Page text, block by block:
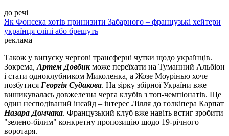
до речі
Як Фонсека хотів принизити Забарного – французькі хейтери
українця сліпі або брешуть
реклама
Також у випуску чергові трансферні чутки щодо українців.
Зокрема, Артем Довбикможе переїхати на Туманний Альбіон
і стати одноклубником Миколенка, а Жозе Моурінью хоче
позбутися Георгія Судакова. На зірку збірної України вже
вишикувалась довжелезна черга клубів з топ-чемпіонатів. Ще
один несподіваний інсайд – інтерес Лілля до голкіпера Карпат
Назара Домчака. Французький клуб вже навіть встиг зробити
"зелено-білим" конкретну пропозицію щодо 19-річного
воротаря.